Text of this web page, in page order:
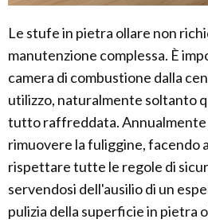
Le stufe in pietra ollare non
manutenzione complessa. È
camera di combustione dalla
utilizzo, naturalmente soltanto
tutto raffreddata. Annualmente
rimuovere la fuliggine, facendo
rispettare tutte le regole di
servendosi dell'ausilio di un
pulizia della superficie in pietra